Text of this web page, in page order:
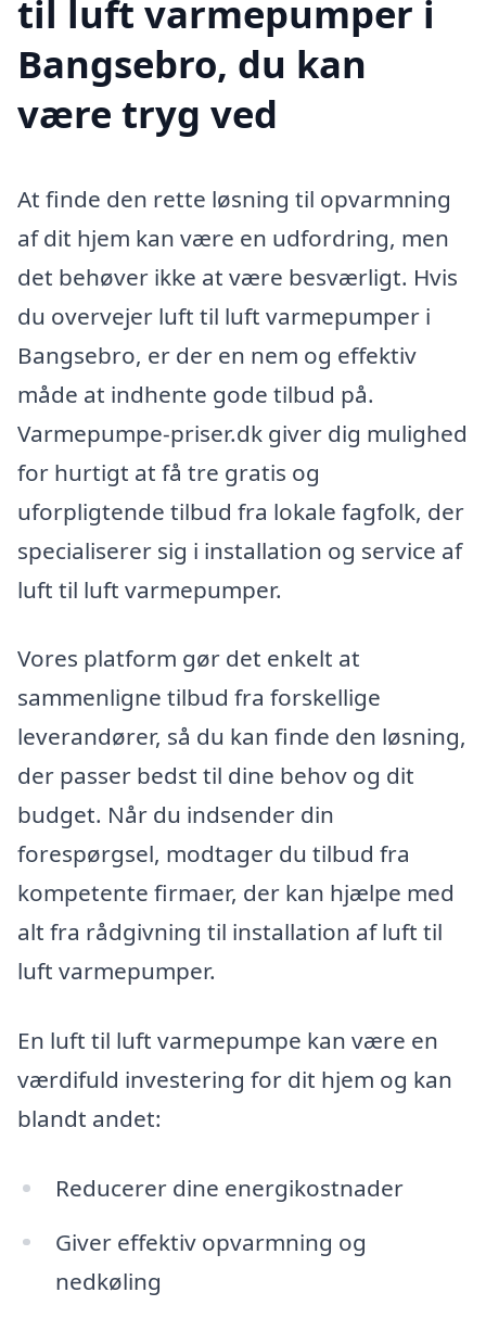
til luft varmepumper i
Bangsebro, du kan
være tryg ved
At finde den rette løsning til opvarmning
af dit hjem kan være en udfordring, men
det behøver ikke at være besværligt. Hvis
du overvejer luft til luft varmepumper i
Bangsebro, er der en nem og effektiv
måde at indhente gode tilbud på.
Varmepumpe-priser.dk giver dig mulighed
for hurtigt at få tre gratis og
uforpligtende tilbud fra lokale fagfolk, der
specialiserer sig i installation og service af
luft til luft varmepumper.
Vores platform gør det enkelt at
sammenligne tilbud fra forskellige
leverandører, så du kan finde den løsning,
der passer bedst til dine behov og dit
budget. Når du indsender din
forespørgsel, modtager du tilbud fra
kompetente firmaer, der kan hjælpe med
alt fra rådgivning til installation af luft til
luft varmepumper.
En luft til luft varmepumpe kan være en
værdifuld investering for dit hjem og kan
blandt andet:
Reducerer dine energikostnader
Giver effektiv opvarmning og
nedkøling